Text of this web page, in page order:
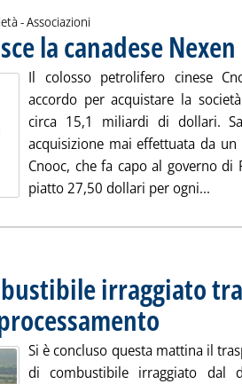
- Associazioni
la canadese Nexen
Il colosso petrolifero cinese
accordo per acquistare la
circa 15,1 miliardi di dollari.
acquisizione mai effettuata da un
Cnooc, che fa capo al governo di
piatto 27,50 dollari per ogni...
irraggiato
. Pubblicata
Si è concluso questa mattina il
di combustibile irraggiato dal